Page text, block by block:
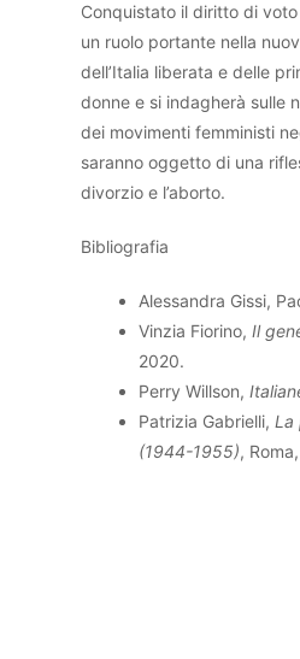
Conquistato il diritto di
un ruolo portante nella
dell’Italia liberata e delle
donne e si indagherà sulle
dei movimenti femministi
saranno oggetto di una
divorzio e l’aborto.
Bibliografia
Alessandra Gissi,
Vinzia Fiorino, Il
2020.
Perry Willson,
Patrizia Gabrielli, La
(1944-1955),